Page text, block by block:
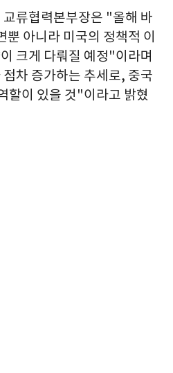
류협력본부장은 "올해 바
아니라 미국의 정책적 이
크게 다뤄질 예정"이라며
차 증가하는 추세로, 중국
할이 있을 것"이라고 밝혔